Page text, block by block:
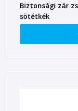
Biztonsági zár
sötétkék